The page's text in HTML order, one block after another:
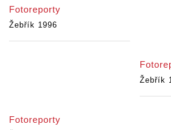
Fotoreporty
Žebřík 1996
Žebřík
Fotoreporty